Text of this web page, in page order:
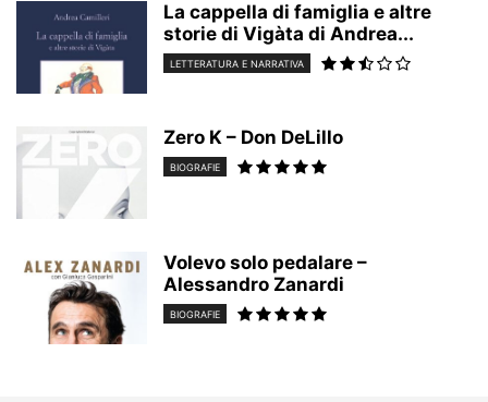
La cappella di famiglia e altre
storie di Vigàta di Andrea...
LETTERATURA E NARRATIVA
Zero K – Don DeLillo
BIOGRAFIE
Volevo solo pedalare –
Alessandro Zanardi
BIOGRAFIE